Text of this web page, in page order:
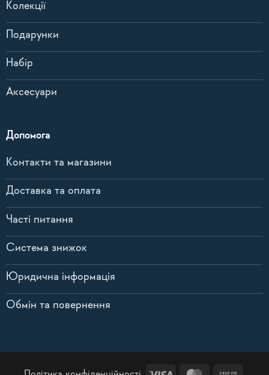
Колекції
Подарунки
Набір
Аксесуари
Допомога
Контакти та магазини
Доставка та оплата
Часті питання
Система знижок
Юридична інформація
Обмін та повернення